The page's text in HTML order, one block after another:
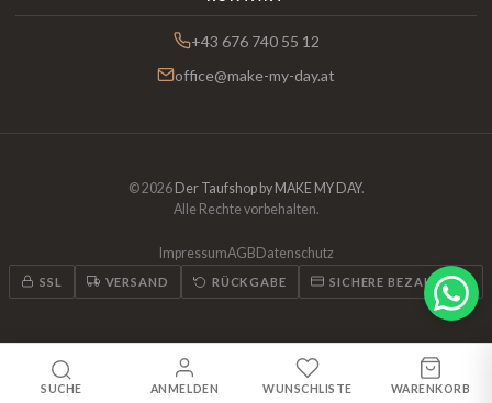
SUCHE ANMELDEN WUNSCHLISTE WARENKORB
+43 676 740 55 12
office@make-my-day.at
© 2026 Der Taufshop by MAKE MY DAY.
Alle Rechte vorbehalten.
ImpressumAGBDatenschutz
SSL VERSAND RÜCKGABE SICHERE BEZAHLUNG